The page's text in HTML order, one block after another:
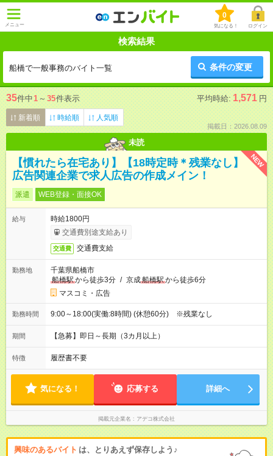
メニュー
0
気になる！ ログイン
検索結果
船橋で一般事務のバイト一覧 条件の変更
35件中1 ～ 35件表示 平均時給: 1,571 円
新着順 時給順 人気順
掲載日：2026.08.09
未読
NEW
【慣れたら在宅あり】【18時定時＊残業なし】
広告関連企業で求人広告の作成メイン！
派遣 WEB登録・面接OK
給与
時給1800円
交通費別途支給あり
交通費 交通費支給
勤務地
千葉県船橋市
船橋駅から徒歩3分 / 京成船橋駅から徒歩6分
マスコミ・広告
勤務時間 9:00～18:00(実働:8時間) (休憩60分) ※残業なし
期間 【急募】即日～長期（3カ月以上）
特徴 履歴書不要
気になる！ 応募する 詳細へ
掲載元企業名 アデコ株式会社
興味のあるバイト は、とりあえず保存しよう♪